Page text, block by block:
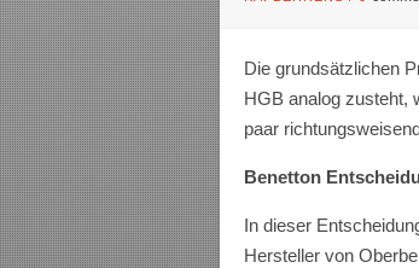
Die grundsätzlichen
HGB analog zusteht,
paar
Benetton
In dieser
Hersteller von